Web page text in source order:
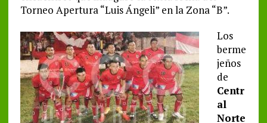
Torneo Apertura “Luis Ángeli” en la Zona “B”.
Los
berme
jeños
de
Centr
al
Norte